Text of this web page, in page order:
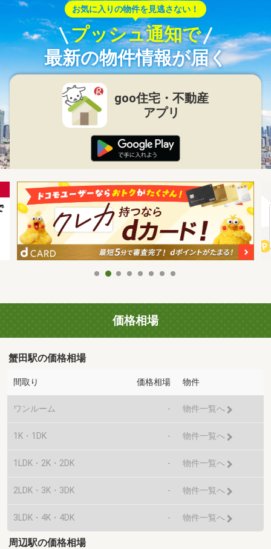
お気に入りの物件を見逃さない！
プッシュ通知で
最新の物件情報が届く
goo住宅・不動産
アプリ
価格相場
蟹田駅の価格相場
間取り 価格相場 物件
ワンルーム - 物件一覧へ
1K・1DK - 物件一覧へ
1LDK・2K・2DK - 物件一覧へ
2LDK・3K・3DK - 物件一覧へ
3LDK・4K・4DK - 物件一覧へ
周辺駅の価格相場